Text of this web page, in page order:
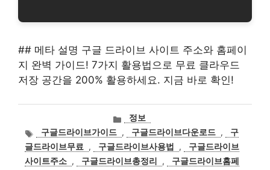
## 메타 설명 구글 드라이브 사이트 주소와 홈페이
지 완벽 가이드! 7가지 활용법으로 무료 클라우드
저장 공간을 200% 활용하세요. 지금 바로 확인!
카
고
리
정보
태
그
구글드라이브가이드 , 구글드라이브다운로드 ,
구
글드라이브무료
, 구글드라이브사용법 ,
구글드라이브
사이트주소 , 구글드라이브총정리 ,
구글드라이브홈페